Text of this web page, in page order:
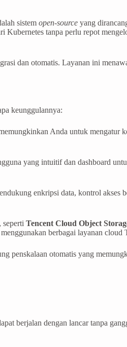
sistem open-source yang
Kubernetes tanpa perlu repot
dan otomatis. Layanan ini
keunggulannya:
Anda untuk mengatur
yang intuitif dan dashboard
enkripsi data, kontrol akses
seperti Tencent Cloud Object
berbagai layanan cloud
penskalaan otomatis yang
berjalan dengan lancar tanpa